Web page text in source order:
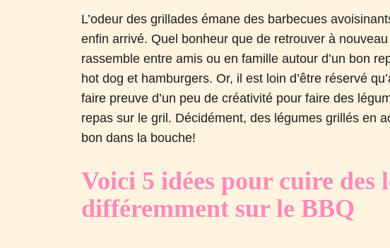
L’odeur des grillades émane des barbecues
enfin arrivé. Quel bonheur que de retrouver à
rassemble entre amis ou en famille autour d’un bon
hot dog et hamburgers. Or, il est loin d’être réservé
faire preuve d’un peu de créativité pour faire des
repas sur le gril. Décidément, des légumes grillés en
bon dans la bouche!
Voici 5 idées pour cuire des
différemment sur le BBQ